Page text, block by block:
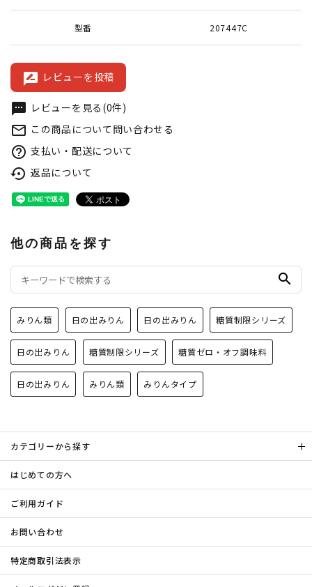
型番 207447C
rate_review レビューを投稿
textsms レビューを見る(0件)
mail_outline この商品について問い合わせる
help_outline 支払い・配送について
settings_backup_restore 返品について
他の商品を探す
search
みりん類 日の出みりん 日の出みりん 糖質制限シリーズ
日の出みりん 糖質制限シリーズ 糖質ゼロ・オフ調味料
日の出みりん みりん類 みりんタイプ
カテゴリーから探す
はじめての方へ
ご利用ガイド
お問い合わせ
特定商取引法表示